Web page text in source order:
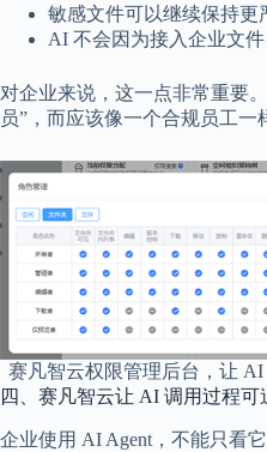
敏感文件可以继续保持更
AI 不会因为接入企业文
对企业来说，这一点非常重要
员”，而应该像一个合规员工一
赛凡智云权限管理后台，让
四、赛凡智云让 AI 调用过程可
企业使用 AI Agent，不能只看